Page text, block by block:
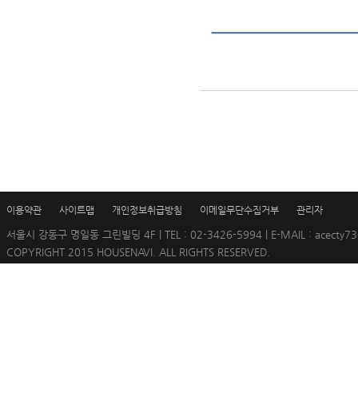
이용약관 사이트맵 개인정보취급방침 이메일무단수집거부 관리자
서울시 강동구 명일동 그린빌딩 4F | TEL : 02-3426-5994 | E-MAIL :
COPYRIGHT 2015 HOUSENAVI. ALL RIGHTS RESERVED.